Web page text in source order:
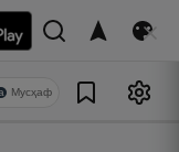
Мусҳаф